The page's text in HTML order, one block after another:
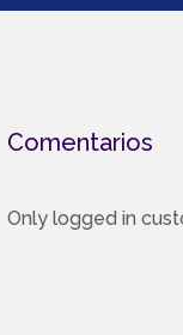
Comentarios
Only logged in